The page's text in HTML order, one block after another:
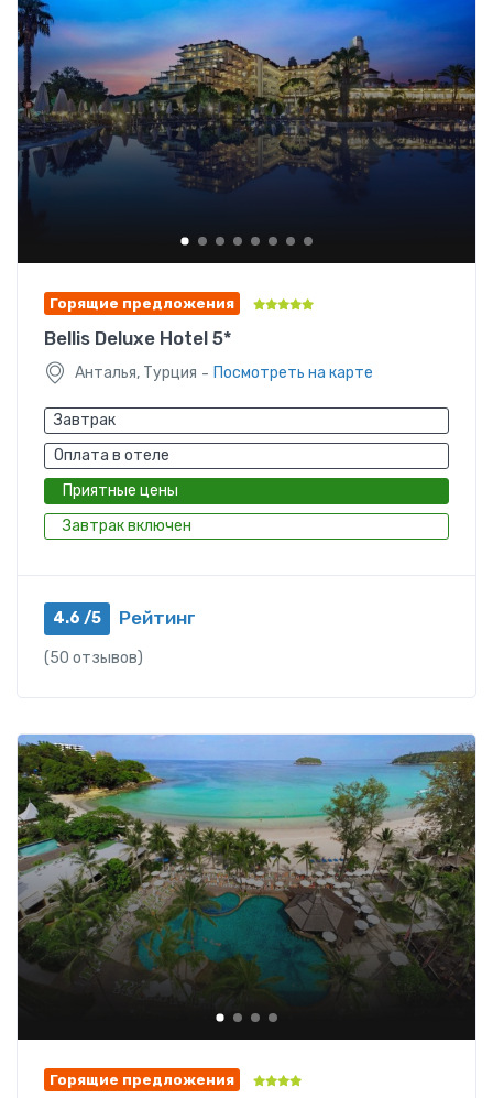
Горящие предложения
Bellis Deluxe Hotel 5*
Анталья, Турция - Посмотреть на карте
Завтрак
Оплата в отеле
Приятные цены
Завтрак включен
4.6 /5 Рейтинг
(50 отзывов)
Горящие предложения